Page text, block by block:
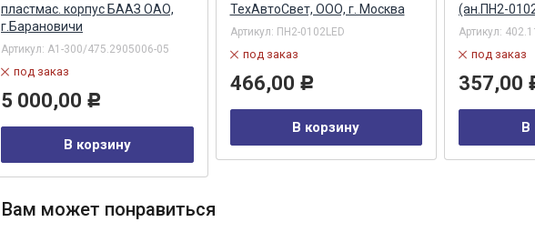
пластмас. корпус БААЗ ОАО,
г.Барановичи
Артикул: А1-300/475.2905006-05
под заказ
5 000,00 Р
В корзину
ТехАвтоСвет, ООО, г. Москва
Артикул: ПН2-0102LED
под заказ
466,00 Р
В корзину
(ан.ПН2-
Артикул:
под заказ
357,00
В
Вам может понравиться